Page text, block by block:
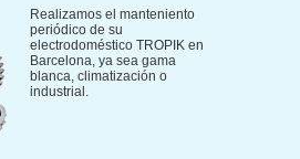
Realizamos el manteniento
periódico de su
electrodoméstico TROPIK en
Barcelona, ya sea gama
blanca, climatización o
industrial.